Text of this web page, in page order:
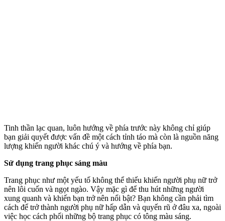
Tinh thần lạc quan, luôn hướng về phía trước này không chỉ giúp
bạn giải quyết được vấn đề một cách tỉnh táo mà còn là nguồn năng
lượng khiến người khác chú ý và hướng về phía bạn.
Sử dụng trang phục sáng màu
Trang phục như một yếu tố không thể thiếu khiến người phụ nữ trở
nên lôi cuốn và ngọt ngào. Vậy mặc gì để thu hút những người
xung quanh và khiến bạn trở nên nổi bật? Bạn không cần phải tìm
cách để trở thành người phụ nữ hấp dẫn và quyến rũ ở đâu xa, ngoài
việc học cách phối những bộ trang phục có tông màu sáng.